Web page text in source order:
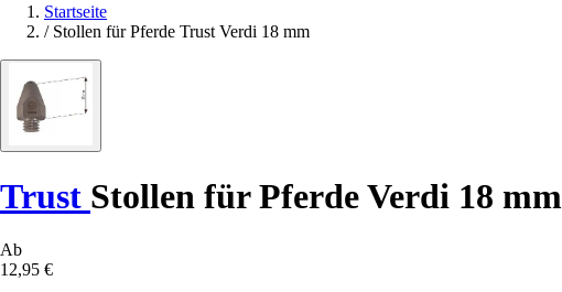
Startseite
/ Stollen für Pferde Trust Verdi 18 mm
Trust Stollen für Pferde Verdi 18 mm
Ab
12,95 €